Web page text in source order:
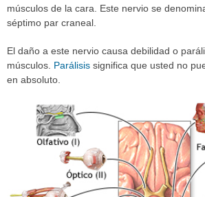
músculos de la cara. Este nervio se
séptimo par craneal.
El daño a este nervio causa debilidad o
músculos. Parálisis significa que usted no
en absoluto.